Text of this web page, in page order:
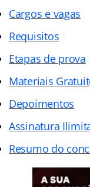
Cargos e vagas
Requisitos
Etapas de prova
Materiais
Depoimentos
Assinatura
Resumo do